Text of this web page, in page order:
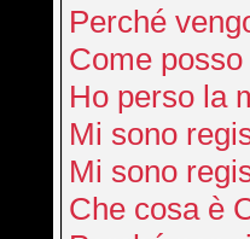
Perché
Come
Ho perso la
Mi sono
Mi sono
Che cosa è